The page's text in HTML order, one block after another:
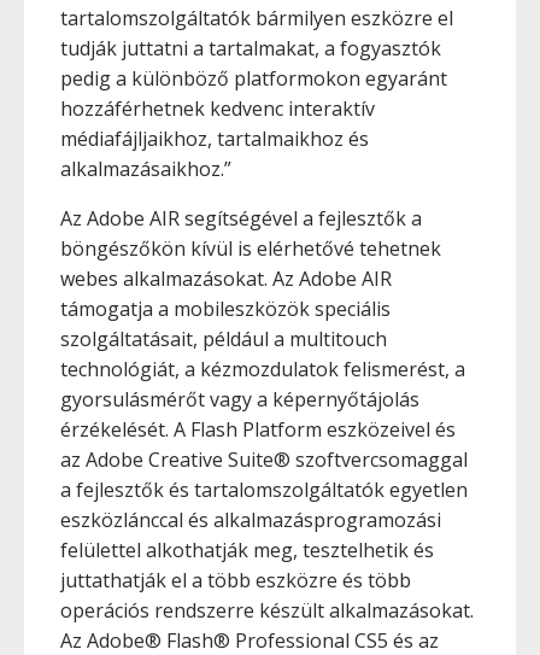
tartalomszolgáltatók bármilyen eszközre el
tudják juttatni a tartalmakat, a fogyasztók
pedig a különböző platformokon egyaránt
hozzáférhetnek kedvenc interaktív
médiafájljaikhoz, tartalmaikhoz és
alkalmazásaikhoz.”
Az Adobe AIR segítségével a fejlesztők a
böngészőkön kívül is elérhetővé tehetnek
webes alkalmazásokat. Az Adobe AIR
támogatja a mobileszközök speciális
szolgáltatásait, például a multitouch
technológiát, a kézmozdulatok felismerést, a
gyorsulásmérőt vagy a képernyőtájolás
érzékelését. A Flash Platform eszközeivel és
az Adobe Creative Suite® szoftvercsomaggal
a fejlesztők és tartalomszolgáltatók egyetlen
eszközlánccal és alkalmazásprogramozási
felülettel alkothatják meg, tesztelhetik és
juttathatják el a több eszközre és több
operációs rendszerre készült alkalmazásokat.
Az Adobe® Flash® Professional CS5 és az